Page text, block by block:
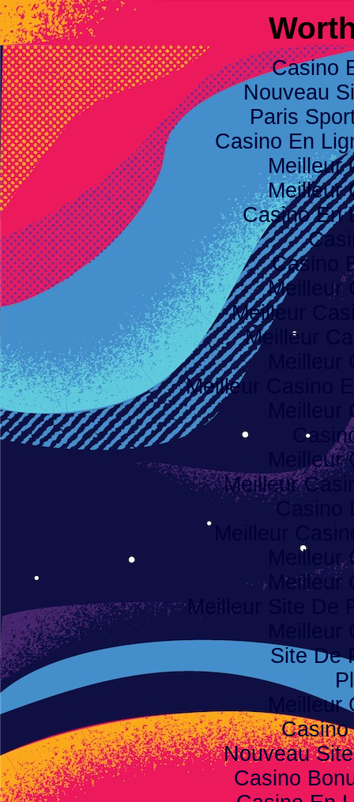
Casino
Nouveau
Paris
Casino En
Meilleur
Meilleur
Casino En
Casino
Meilleur
Meilleur
Meilleur
Meilleur Casino
Meilleur
Meilleur
Meilleur Site De
Site De
Meilleur
Casino
Nouveau
Casino